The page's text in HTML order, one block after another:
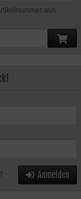
aus
Anmelden